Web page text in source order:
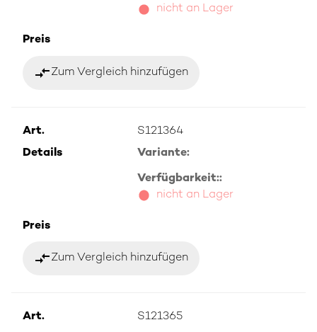
nicht an Lager
Preis
compare_arrowsZum Vergleich hinzufügen
Art.
S121364
Details
Variante:
Verfügbarkeit::
nicht an Lager
Preis
compare_arrowsZum Vergleich hinzufügen
Art.
S121365